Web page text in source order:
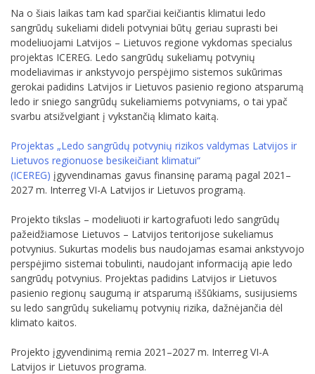
Na o šiais laikas tam kad sparčiai keičiantis klimatui ledo
sangrūdų sukeliami dideli potvyniai būtų geriau suprasti bei
modeliuojami Latvijos – Lietuvos regione vykdomas specialus
projektas ICEREG. Ledo sangrūdų sukeliamų potvynių
modeliavimas ir ankstyvojo perspėjimo sistemos sukūrimas
gerokai padidins Latvijos ir Lietuvos pasienio regiono atsparumą
ledo ir sniego sangrūdų sukeliamiems potvyniams, o tai ypač
svarbu atsižvelgiant į vykstančią klimato kaitą.
Projektas „Ledo sangrūdų potvynių rizikos valdymas Latvijos ir
Lietuvos regionuose besikeičiant klimatui“
(ICEREG) įgyvendinamas gavus finansinę paramą pagal 2021–
2027 m. Interreg VI-A Latvijos ir Lietuvos programą.
Projekto tikslas – modeliuoti ir kartografuoti ledo sangrūdų
pažeidžiamose Lietuvos – Latvijos teritorijose sukeliamus
potvynius. Sukurtas modelis bus naudojamas esamai ankstyvojo
perspėjimo sistemai tobulinti, naudojant informaciją apie ledo
sangrūdų potvynius. Projektas padidins Latvijos ir Lietuvos
pasienio regionų saugumą ir atsparumą iššūkiams, susijusiems
su ledo sangrūdų sukeliamų potvynių rizika, dažnėjančia dėl
klimato kaitos.
Projekto įgyvendinimą remia 2021–2027 m. Interreg VI-A
Latvijos ir Lietuvos programa.